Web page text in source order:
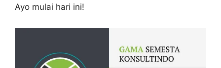
Ayo mulai hari ini!